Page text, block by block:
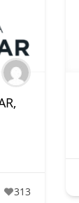
313